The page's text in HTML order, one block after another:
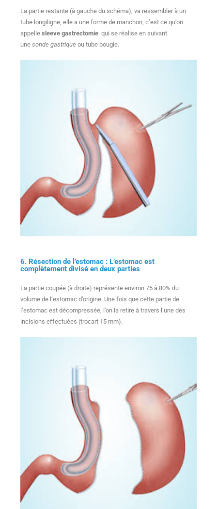
La partie restante (à gauche du schéma), va ressembler à un
tube longiligne, elle a une forme de manchon, c’est ce qu’on
appelle sleeve gastrectomie qui se réalise en suivant
une sonde gastrique ou tube bougie.
6. Résection de l’estomac : L’estomac est
complètement divisé en deux parties
La partie coupée (à droite) représente environ 75 à 80% du
volume de l’estomac d’origine. Une fois que cette partie de
l’estomac est décompressée, l’on la retire à travers l’une des
incisions effectuées (trocart 15 mm).